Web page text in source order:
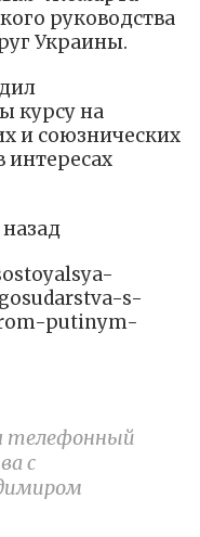
руководства
Украины.
курсу на
и союзнических
интересах
s-
putinym-
телефонный
с